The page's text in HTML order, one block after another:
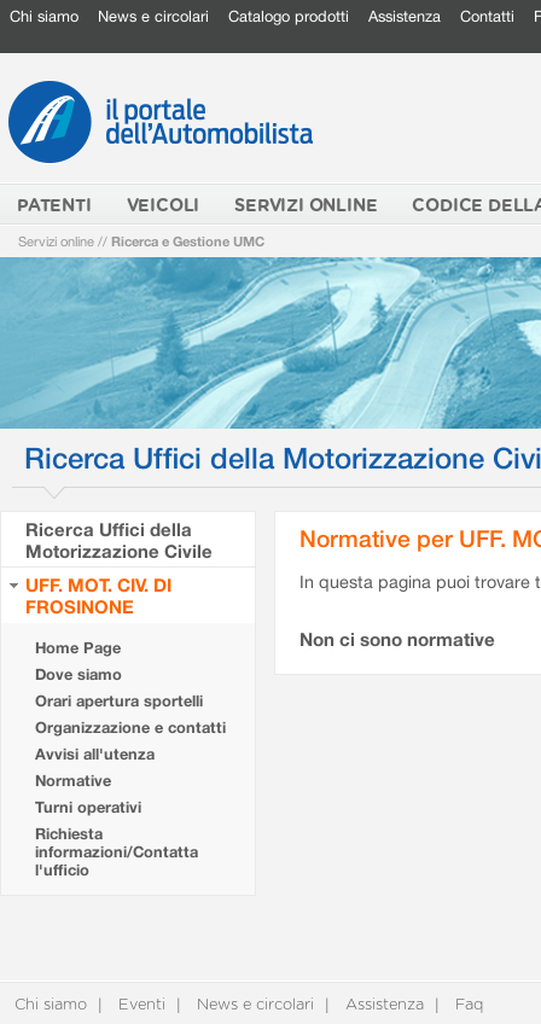
Chi siamo News e circolari Catalogo prodotti Assistenza Contatti
PATENTI VEICOLI SERVIZI ONLINE CODICE
Servizi online // Ricerca e Gestione UMC
Ricerca Uffici della Motorizzazione
Ricerca Uffici della
Motorizzazione Civile
UFF. MOT. CIV. DI
FROSINONE
Home Page
Dove siamo
Orari apertura sportelli
Organizzazione e contatti
Avvisi all'utenza
Normative
Turni operativi
Richiesta
informazioni/Contatta
l'ufficio
Normative per UFF.
In questa pagina puoi
Non ci sono normative
Chi siamo Eventi News e circolari Assistenza Faq